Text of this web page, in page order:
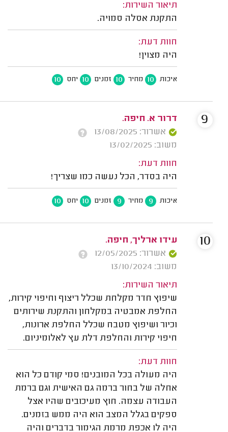
תיאור השירות:
התקנת אסלה סמויה.
חוות דעת:
היה מצוין!
איכות 10 מחיר 10 זמנים 10 יחס 10
דרור א. חיפה.
אשרור: 13/08/2025
משוב: 13/02/2025
חוות דעת:
היה בסדר, הכל נעשה כמו שצריך!
איכות 9 מחיר 9 זמנים 10 יחס 10
9
עידו ארליך, חיפה.
אשרור: 12/05/2025
משוב: 13/10/2024
תיאור השירות:
שיפוץ חדר מקלחת שכלל ריצוף וחיפוי קירות,
החלפת אמבטיה במקלחון והתקנת שירותים
וכיור ושיפוץ מטבח שכלל החלפת ארונות,
חיפוי קירות והחלפת דלת עץ לאלומיניום.
חוות דעת:
היה מעולה בכל המובנים! סמי קודם כל הוא
אחלה של בחור ברמה גם האישית וגם ברמת
העבודה עצמה. חוץ מעיכובים שהיו אצל
ספקים בגלל המצב הוא היה ממש בזמנים.
היה לו אכפת מרמת הגימור בדברים והיה
10